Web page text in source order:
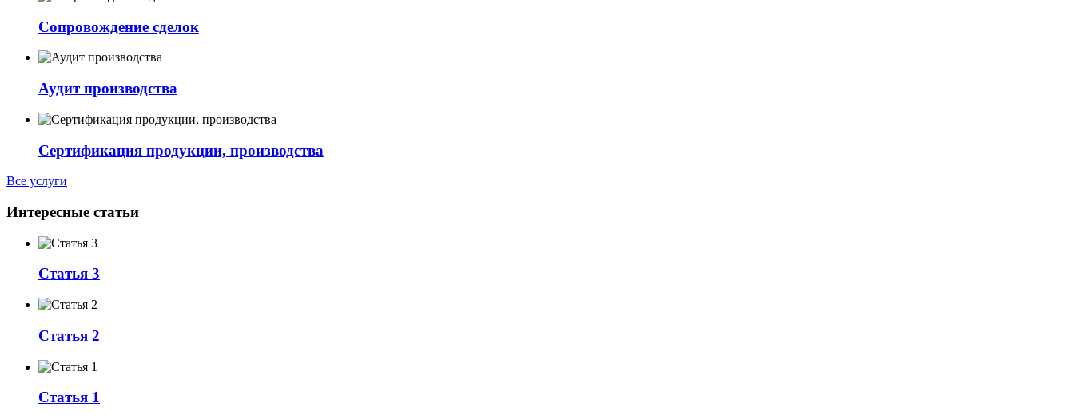
Сопровождение сделок
Аудит производства
Сертификация продукции, производства
Все услуги
Интересные статьи
Статья 3
Статья 2
Статья 1